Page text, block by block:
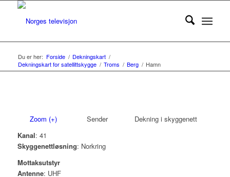
Du er her: Forside / Dekningskart /
Dekningskart for satellittskygge / Troms / Berg / Hamn
Zoom (+) Sender
Dekning i skyggenett
Kanal: 41
Skyggenettløsning: Norkring
Mottaksutstyr
Antenne: UHF